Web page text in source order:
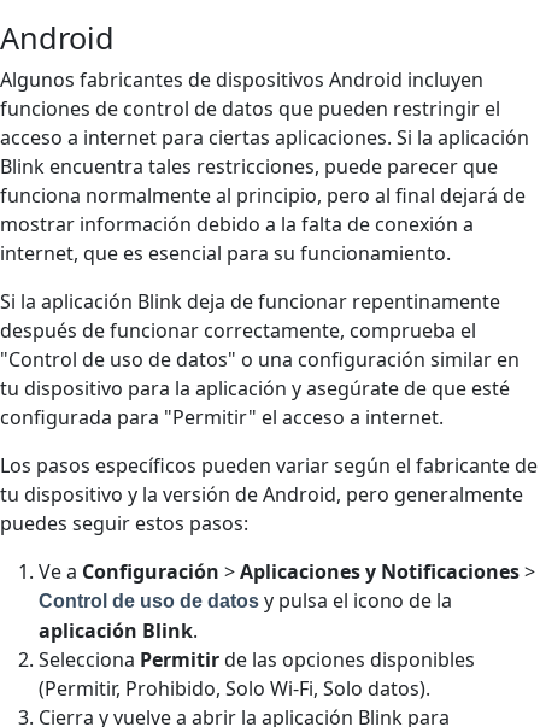
Android
Algunos fabricantes de dispositivos Android incluyen
funciones de control de datos que pueden restringir el
acceso a internet para ciertas aplicaciones. Si la aplicación
Blink encuentra tales restricciones, puede parecer que
funciona normalmente al principio, pero al final dejará de
mostrar información debido a la falta de conexión a
internet, que es esencial para su funcionamiento.
Si la aplicación Blink deja de funcionar repentinamente
después de funcionar correctamente, comprueba el
"Control de uso de datos" o una configuración similar en
tu dispositivo para la aplicación y asegúrate de que esté
configurada para "Permitir" el acceso a internet.
Los pasos específicos pueden variar según el fabricante de
tu dispositivo y la versión de Android, pero generalmente
puedes seguir estos pasos:
Ve a Configuración >Aplicaciones y Notificaciones>
Control de uso de datos y pulsa el icono de la
aplicación Blink.
Selecciona Permitirde las opciones disponibles
(Permitir, Prohibido, Solo Wi-Fi, Solo datos).
Cierra y vuelve a abrir la aplicación Blink para